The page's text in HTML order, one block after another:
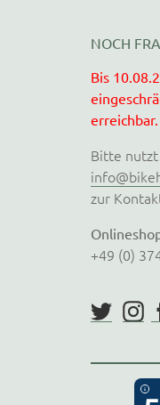
NOCH
Bis
erreichbar.
Bitte
zur
+49 (0)